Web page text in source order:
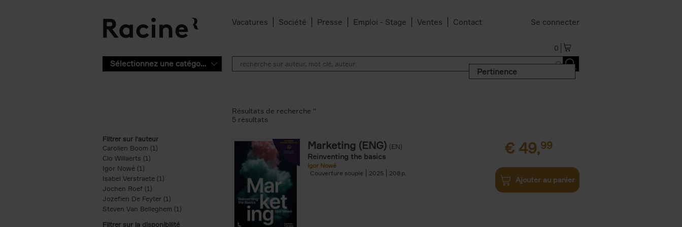
Vacatures Société Presse Emploi - Stage Ventes Contact Se connecter
0
Sélectionnez une catégorie
Pertinence
Filtrer sur l'auteur
Carolien Boom (1)
Clo Willaerts (1)
Igor Nowé (1)
Isabel Verstraete (1) Apply Isabel Verstraete filter
Jochen Roef (1)
Jozefien De Feyter (1) Apply Jozefien De Feyter filter
Steven Van Belleghem (1) Apply Steven Van Belleghem filter
Filtrer sur la disponibilité
Résultats de recherche ''
5 résultats
Marketing (ENG) (EN)
Reinventing the basics
Igor Nowé
Couverture souple
2025 208
€ 49,99
Ajouter au panier